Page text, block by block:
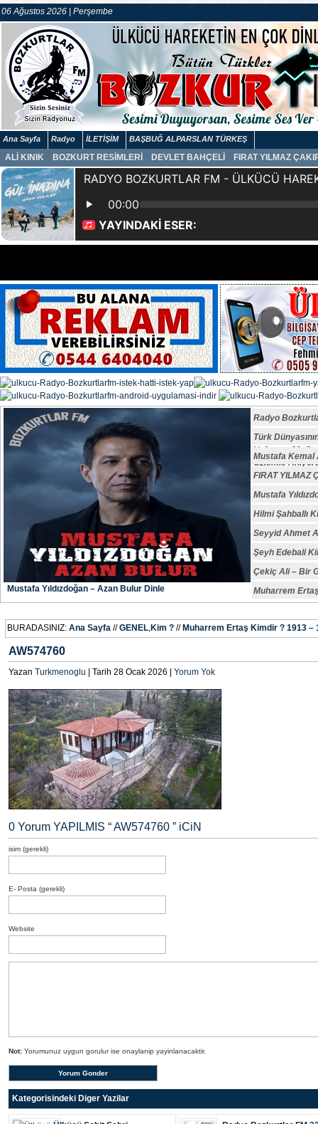
06 Ağustos 2026 | Perşembe
Ana Sayfa Radyo İLETİŞİM BAŞBUĞ ALPARSLAN TÜRKEŞ
ALİ KINIK BOZKURT RESİMLERİ DEVLET BAHÇELİ FIRAT YILMAZ
Mustafa Yıldızdoğan – Azan Bulur Dinle
Radyo
Türk
Vefatının 29.
Özlemle
Mustafa Kemal
FIRAT YILMAZ
Mustafa
Hilmi Şahballı
Seyyid Ahmet
Şeyh Edebali
Çekiç Ali – Bir
Muharrem
BURADASINIZ: Ana Sayfa //GENEL,Kim ? // Muharrem Ertaş Kimdir ? 1913 –
AW574760
Yazan Turkmenoglu | Tarih 28 Ocak 2026 | Yorum Yok
0 Yorum YAPILMIS “AW574760 ” iCiN
isim (gerekli)
E- Posta (gerekli)
Website
Not: Yorumunuz uygun gorulur ise onaylanip yayinlanacaktir.
Kategorisindeki Diger Yazilar